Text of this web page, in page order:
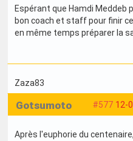
Espérant que Hamdi Meddeb
bon coach et staff pour finir
en même temps préparer la
Zaza83
#577 12-
Gotsumoto
Après l'euphorie du